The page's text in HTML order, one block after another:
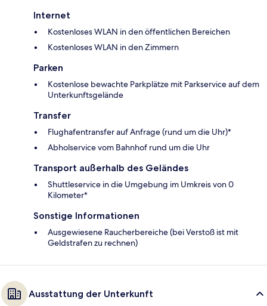
Internet
Kostenloses WLAN in den öffentlichen Bereichen
Kostenloses WLAN in den Zimmern
Parken
Kostenlose bewachte Parkplätze mit Parkservice auf dem
Unterkunftsgelände
Transfer
Flughafentransfer auf Anfrage (rund um die Uhr)*
Abholservice vom Bahnhof rund um die Uhr
Transport außerhalb des Geländes
Shuttleservice in die Umgebung im Umkreis von 0
Kilometer*
Sonstige Informationen
Ausgewiesene Raucherbereiche (bei Verstoß ist mit
Geldstrafen zu rechnen)
Ausstattung der Unterkunft